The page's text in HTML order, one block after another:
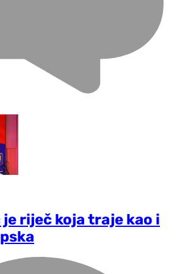
je riječ koja traje kao i